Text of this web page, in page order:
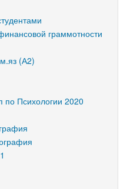
граммотности
(А2)
по Психологии 2020